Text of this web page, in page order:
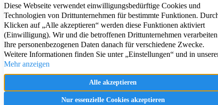
Dresden
Kiel
Wuppertal
Bremen
HomeCompany eG Ihre Agenturen für Wohnen auf Zeit